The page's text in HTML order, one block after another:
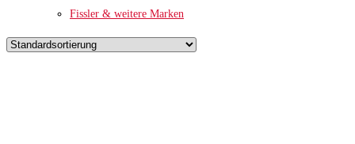
Fissler & weitere Marken